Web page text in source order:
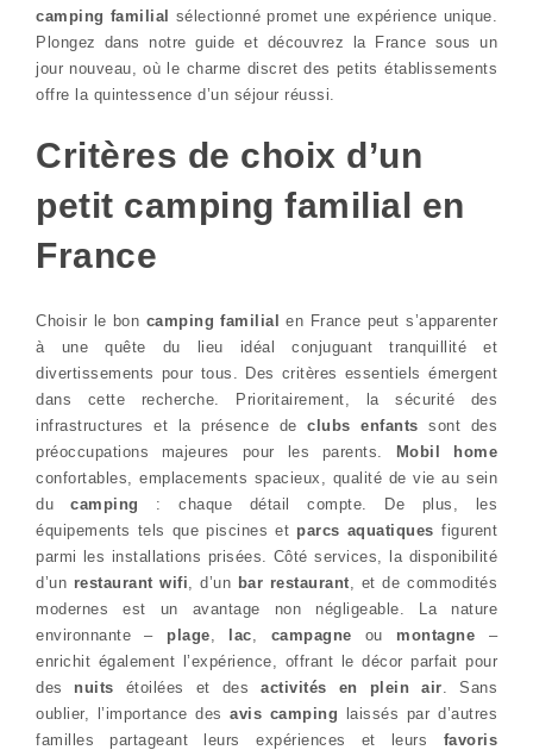
camping familial sélectionné promet une expérience unique.
Plongez dans notre guide et découvrez la France sous un
jour nouveau, où le charme discret des petits établissements
offre la quintessence d’un séjour réussi.
Critères de choix d’un
petit camping familial en
France
Choisir le bon camping familial en France peut s’apparenter
à une quête du lieu idéal conjuguant tranquillité et
divertissements pour tous. Des critères essentiels émergent
dans cette recherche. Prioritairement, la sécurité des
infrastructures et la présence de clubs enfants sont des
préoccupations majeures pour les parents. Mobil home
confortables, emplacements spacieux, qualité de vie au sein
ducamping
: chaque détail compte. De plus, les
équipements tels que piscines et parcs aquatiques figurent
parmi les installations prisées. Côté services, la disponibilité
d’un restaurant wifi , d’un bar restaurant , et de commodités
modernes est un avantage non négligeable. La nature
environnante – plage lac campagne ou montagne –
enrichit également l’expérience, offrant le décor parfait pour
des nuits étoilées et desactivités en plein air . Sans
oublier, l’importance desavis camping laissés par d’autres
familles partageant leurs expériences et leurs favoris